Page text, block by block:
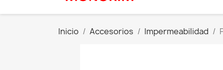
Inicio Accesorios Impermeabilidad